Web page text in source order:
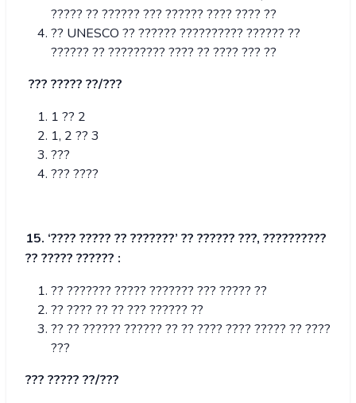
????? ?? ?????? ??? ?????? ???? ???? ??
?? UNESCO ?? ?????? ?????????? ?????? ??
?????? ?? ????????? ???? ?? ???? ??? ??
??? ????? ??/???
1 ?? 2
1, 2 ?? 3
???
??? ????
15. ‘???? ????? ?? ???????’ ?? ?????? ???, ??????????
?? ????? ?????? :
?? ??????? ????? ??????? ??? ????? ??
?? ???? ?? ?? ??? ?????? ??
?? ?? ?????? ?????? ?? ?? ???? ???? ????? ?? ????
???
??? ????? ??/???